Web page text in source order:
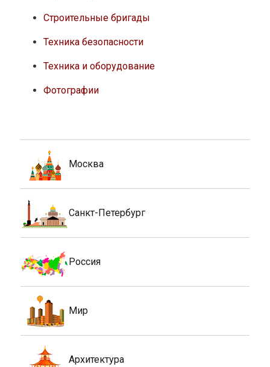
Строительные бригады
Техника безопасности
Техника и оборудование
Фотографии
Москва
Санкт-Петербург
Россия
Мир
Архитектура